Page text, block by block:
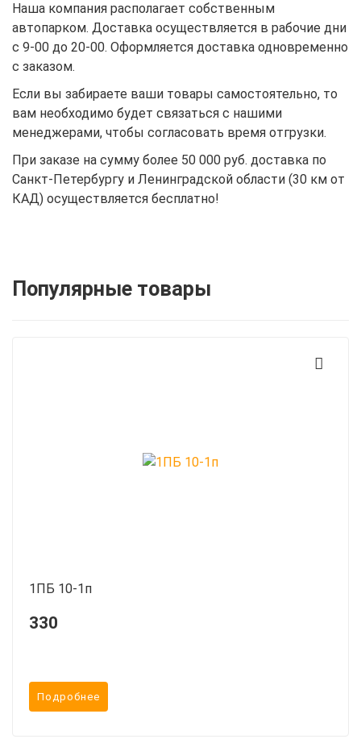
Наша компания располагает собственным
автопарком. Доставка осуществляется в рабочие дни
с 9-00 до 20-00. Оформляется доставка одновременно
с заказом.
Если вы забираете ваши товары самостоятельно, то
вам необходимо будет связаться с нашими
менеджерами, чтобы согласовать время отгрузки.
При заказе на сумму более 50 000 руб. доставка по
Санкт-Петербургу и Ленинградской области (30 км от
КАД) осуществляется бесплатно!
Популярные товары
1ПБ 10-1п
330
Подробнее